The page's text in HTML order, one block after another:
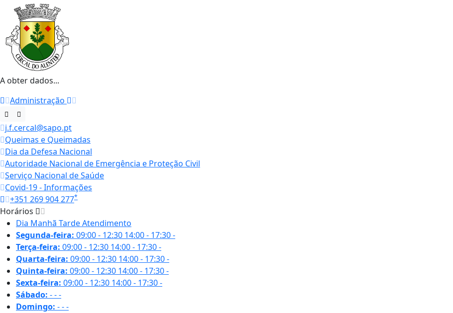
A obter dados...
Administração
j.f.cercal@sapo.pt
Queimas e Queimadas
Dia da Defesa Nacional
Autoridade Nacional de Emergência e Proteção Civil
Serviço Nacional de Saúde
Covid-19 - Informações
+351 269 904 277*
Horários
Dia Manhã TardeAtendimento
Segunda-feira: 09:00 - 12:30 14:00 - 17:30-
Terça-feira: 09:00 - 12:30 14:00 - 17:30-
Quarta-feira: 09:00 - 12:30 14:00 - 17:30-
Quinta-feira: 09:00 - 12:30 14:00 - 17:30-
Sexta-feira: 09:00 - 12:30 14:00 - 17:30-
Sábado: ---
Domingo: ---